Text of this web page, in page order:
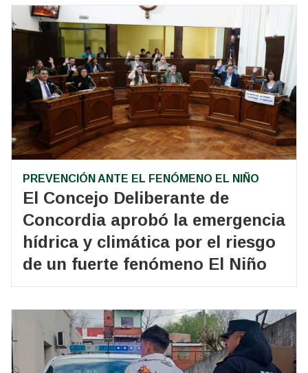
PREVENCIÓN ANTE EL FENÓMENO EL NIÑO
El Concejo Deliberante de
Concordia aprobó la emergencia
hídrica y climática por el riesgo
de un fuerte fenómeno El Niño